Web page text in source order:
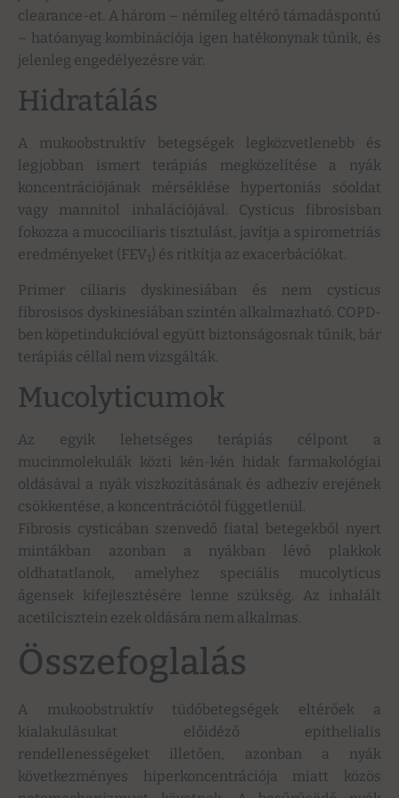
clearance-et. A három – némileg eltérő támadáspontú
– hatóanyag kombinációja igen hatékonynak tűnik, és
jelenleg engedélyezésre vár.
Hidratálás
A mukoobstruktív betegségek legközvetlenebb és
legjobban ismert terápiás megközelítése a nyák
koncentrációjának mérséklése hypertoniás sóoldat
vagy mannitol inhalációjával. Cysticus fibrosisban
fokozza a mucociliaris tisztulást, javítja a spirometriás
eredményeket (FEV1 ) és ritkítja az exacerbációkat.
Primer ciliaris dyskinesiában és nem cysticus
fibrosisos dyskinesiában szintén alkalmazható. COPD-
ben köpetindukcióval együtt biztonságosnak tűnik, bár
terápiás céllal nem vizsgálták.
Mucolyticumok
Az egyik lehetséges terápiás célpont a
mucinmolekulák közti kén-kén hidak farmakológiai
oldásával a nyák viszkozitásának és adhezív erejének
csökkentése, a koncentrációtól függetlenül.
Fibrosis cysticában szenvedő fiatal betegekből nyert
mintákban azonban a nyákban lévő plakkok
oldhatatlanok, amelyhez speciális mucolyticus
ágensek kifejlesztésére lenne szükség. Az inhalált
acetilcisztein ezek oldására nem alkalmas.
Összefoglalás
A mukoobstruktív tüdőbetegségek eltérőek a
kialakulásukat előidéző epithelialis
rendellenességeket illetően, azonban a nyák
következményes hiperkoncentrációja miatt közös